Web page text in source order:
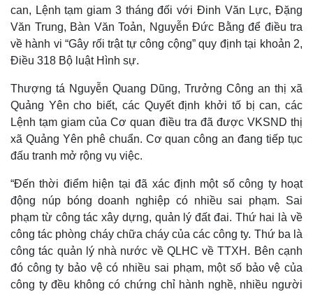
can, Lệnh tạm giam 3 tháng đối với Đinh Văn Lực, Đặng
Văn Trung, Bàn Văn Toản, Nguyễn Đức Bằng để điều tra
về hành vi “Gây rối trật tự công cộng” quy định tại khoản 2,
Điều 318 Bộ luật Hình sự.
Thượng tá Nguyễn Quang Dũng, Trưởng Công an thị xã
Quảng Yên cho biết, các Quyết định khởi tố bị can, các
Lệnh tạm giam của Cơ quan điều tra đã được VKSND thị
xã Quảng Yên phê chuẩn. Cơ quan công an đang tiếp tục
đấu tranh mở rộng vụ việc.
“Đến thời điểm hiện tại đã xác định một số công ty hoạt
động núp bóng doanh nghiệp có nhiều sai phạm. Sai
phạm từ công tác xây dựng, quản lý đất đai. Thứ hai là về
công tác phòng cháy chữa cháy của các công ty. Thứ ba là
công tác quản lý nhà nước về QLHC về TTXH. Bên cạnh
đó công ty bảo vệ có nhiều sai phạm, một số bảo vệ của
công ty đều không có chứng chỉ hành nghề, nhiều người